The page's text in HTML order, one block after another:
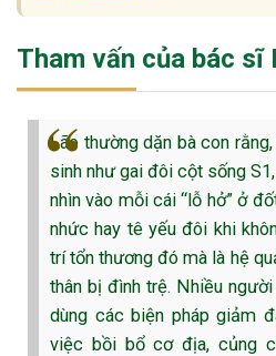
Tham vấn của bác sĩ
Lão thường dặn bà con
sinh như gai đôi cột sống
nhìn vào mỗi cái “lỗ hở” ở
nhức hay tê yếu đôi khi
trí tổn thương đó mà là hệ
thân bị đình trệ. Nhiều
dùng các biện pháp giảm
việc bồi bổ cơ địa, củng